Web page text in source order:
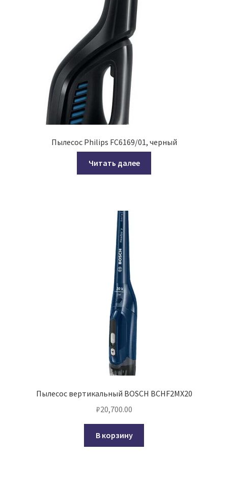
Пылесос Philips FC6169/01, черный
Читать далее
Пылесос вертикальный BOSCH BCHF2MX20
₽20,700.00
В корзину